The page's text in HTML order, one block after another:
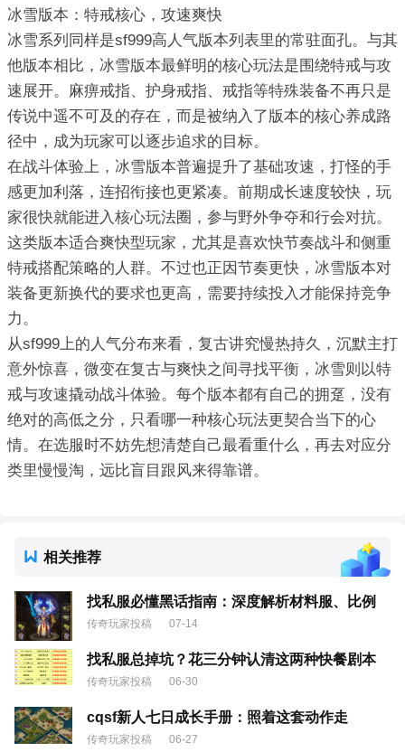
冰雪版本：特戒核心，攻速爽快
冰雪系列同样是sf999高人气版本列表里的常驻面孔。与其
他版本相比，冰雪版本最鲜明的核心玩法是围绕特戒与攻
速展开。麻痹戒指、护身戒指、戒指等特殊装备不再只是
传说中遥不可及的存在，而是被纳入了版本的核心养成路
径中，成为玩家可以逐步追求的目标。
在战斗体验上，冰雪版本普遍提升了基础攻速，打怪的手
感更加利落，连招衔接也更紧凑。前期成长速度较快，玩
家很快就能进入核心玩法圈，参与野外争夺和行会对抗。
这类版本适合爽快型玩家，尤其是喜欢快节奏战斗和侧重
特戒搭配策略的人群。不过也正因节奏更快，冰雪版本对
装备更新换代的要求也更高，需要持续投入才能保持竞争
力。
从sf999上的人气分布来看，复古讲究慢热持久，沉默主打
意外惊喜，微变在复古与爽快之间寻找平衡，冰雪则以特
戒与攻速撬动战斗体验。每个版本都有自己的拥趸，没有
绝对的高低之分，只看哪一种核心玩法更契合当下的心
情。在选服时不妨先想清楚自己最看重什么，再去对应分
类里慢慢淘，远比盲目跟风来得靠谱。
相关推荐
找私服必懂黑话指南：深度解析材料服、比例
传奇玩家投稿 07-14
找私服总掉坑？花三分钟认清这两种快餐剧本
传奇玩家投稿 06-30
cqsf新人七日成长手册：照着这套动作走
传奇玩家投稿 06-27